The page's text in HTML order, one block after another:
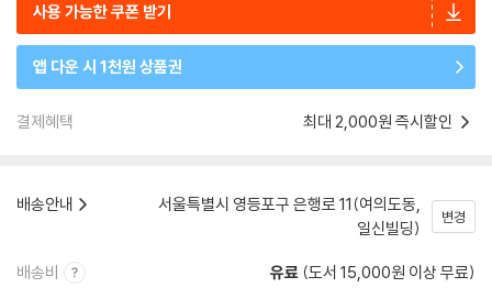
사용 가능한 쿠폰 받기
앱 다운 시 1천원 상품권
결제혜택 최대 2,000원 즉시할인
배송안내
서울특별시 영등포구 은행로 11(여의도동,
일신빌딩)
변경
배송비 유료 (도서 15,000원 이상 무료)